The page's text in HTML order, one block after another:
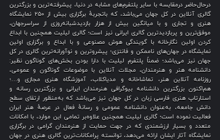
درحال‌حاضر درمقایسه با سایر پلتفرم‌های مشابه در دنیا، پیشرفته‌ترین و بزرگترین
گالری آنلاین در کل جهان می‌باشد، که باتجربهٔ برگزاری بیش از ۲۵۰ نمایشگاه
هنری و تجاری و با میانگین بیش از هزار بازدیدشبانه‌روزی از سراسرجهان،
موفق‌ترین و پربازدیدترین گالری ایرانی نیز است؛ گالری لیلیت همچنین با ابداع
کردن اولین نگارخانه با گویندگی هوش مصنوعی و با ابداع و برگزاری اولین
نمایشگاه در جهان‌های ناممکن و فانتزی؛ پیشروترین و نوآورانه‌ترین گالری در کل
جهان نیز می‌باشد؛ ضمناً پلتفرم لیلیت با دارا بودن بخش‌های گوناگون نظیر:
دانشنامه هنر و هنرمندان، مجلات آنلاین با موضوعات گوناگون و عمومی،
روزنامه آنلاین هنر، تماشاخانه و مدیاکلاب، آموزشگاه هنری مجازی و…؛
هم‌اکنون بزرگترین دانشنامه بیوگرافی هنرمندان ایرانی و بزرگترین رسانه و
استارتاپ هنری فارسی زبان در کل جهان نیز می‌باشد که به‌منظور ارتقای سطح
دانش جامعه، به‌عنوان دانشنامه عمومی و رسانهٔ فعال در عرصهٔ هنر ایران
فعالیت نموده است؛ گالری لیلیت همچنین علاوه‌بر تمامی این موارد، با امکانات
متعدد و بسیار ارزشمندی که در جهت حمایت از هنرمندان گرامی در برگزاری
نمایشگاه آثار ایشان ارائه می‌دهد، توانسته پرامکانات‌ترین گالری هنری در جهان